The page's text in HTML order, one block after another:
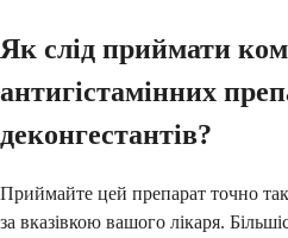
Як слід приймати
антигістамінних
деконгестантів?
Приймайте цей препарат точно
за вказівкою вашого лікаря.